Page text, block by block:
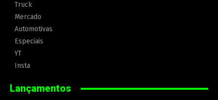
Truck
Mercado
Automotivas
Especiais
YT
Insta
Lançamentos